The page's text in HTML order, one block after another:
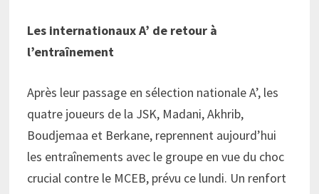
Les internationaux A’ de retour à
l’entraînement
Après leur passage en sélection nationale A’, les
quatre joueurs de la JSK, Madani, Akhrib,
Boudjemaa et Berkane, reprennent aujourd’hui
les entraînements avec le groupe en vue du choc
crucial contre le MCEB, prévu ce lundi. Un renfort